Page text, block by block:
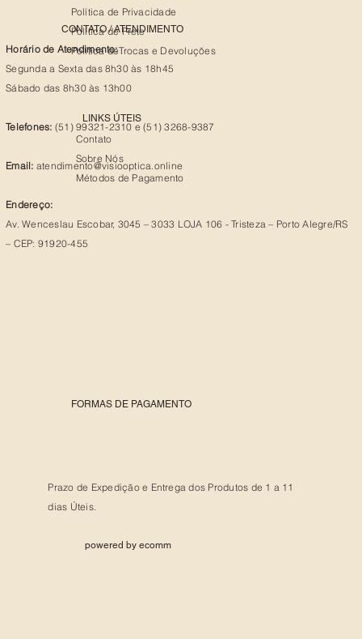
FORMAS DE PAGAMENTO
Prazo de Expedição e Entrega dos Produtos de 1 a 11
dias Úteis.
powered by ecomm
Política de Privacidade
Política de Frete
Política deTrocas e Devoluções
LINKS ÚTEIS
Contato
Sobre Nós
Métodos de Pagamento
CONTATO / ATENDIMENTO
Horário de Atendimento:
Segunda a Sexta das 8h30 às 18h45
Sábado das 8h30 às 13h00
Telefones: (51) 99321-2310 e (51) 3268-9387
Email: atendimento@visiooptica.online
Endereço:
Av. Wenceslau Escobar, 3045 – 3033 LOJA 106 - Tristeza – Porto Alegre/RS
– CEP: 91920-455